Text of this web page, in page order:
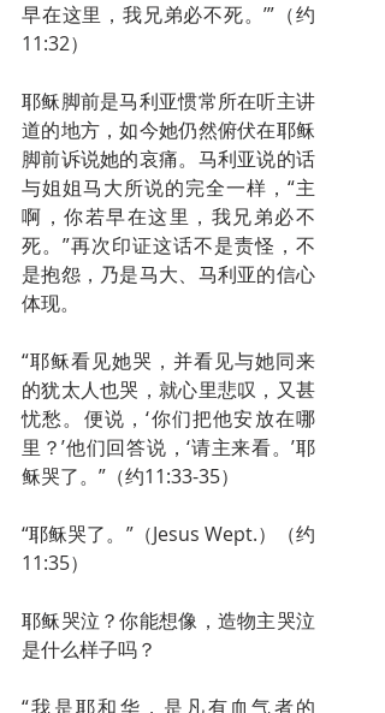
早在这里，我兄弟必不死。’”（约
11:32）
耶稣脚前是马利亚惯常所在听主讲
道的地方，如今她仍然俯伏在耶稣
脚前诉说她的哀痛。马利亚说的话
与姐姐马大所说的完全一样，“主
啊，你若早在这里，我兄弟必不
死。”再次印证这话不是责怪，不
是抱怨，乃是马大、马利亚的信心
体现。
“耶稣看见她哭，并看见与她同来
的犹太人也哭，就心里悲叹，又甚
忧愁。便说，‘你们把他安放在哪
里？’他们回答说，‘请主来看。’耶
稣哭了。”（约11:33-35）
“耶稣哭了。”（Jesus Wept.）（约
11:35）
耶稣哭泣？你能想像，造物主哭泣
是什么样子吗？
“我是耶和华，是凡有血气者的